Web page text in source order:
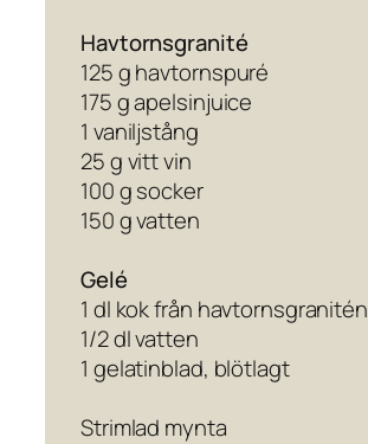
Havtornsgranité
125 g havtornspuré
175 g apelsinjuice
1 vaniljstång
25 g vitt vin
100 g socker
150 g vatten
Gelé
1 dl kok från havtornsgranitén
1/2 dl vatten
1 gelatinblad, blötlagt
Strimlad mynta